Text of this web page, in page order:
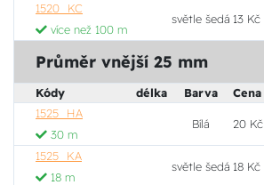
1520_KC
více než 100 m
světle šedá 13 Kč
Průměr vnější 25 mm
Kódy délka Barva
Cena
1525_HA
30 m
Bílá 20 Kč
1525_KA
18 m
světle šedá 18 Kč